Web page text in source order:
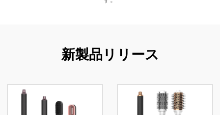
新製品リリース